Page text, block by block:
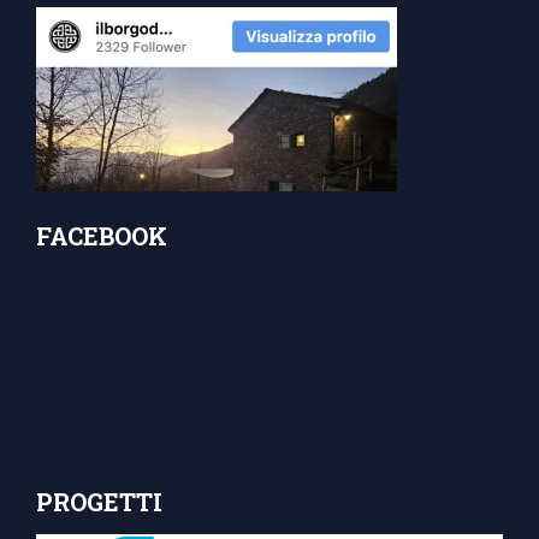
FACEBOOK
PROGETTI